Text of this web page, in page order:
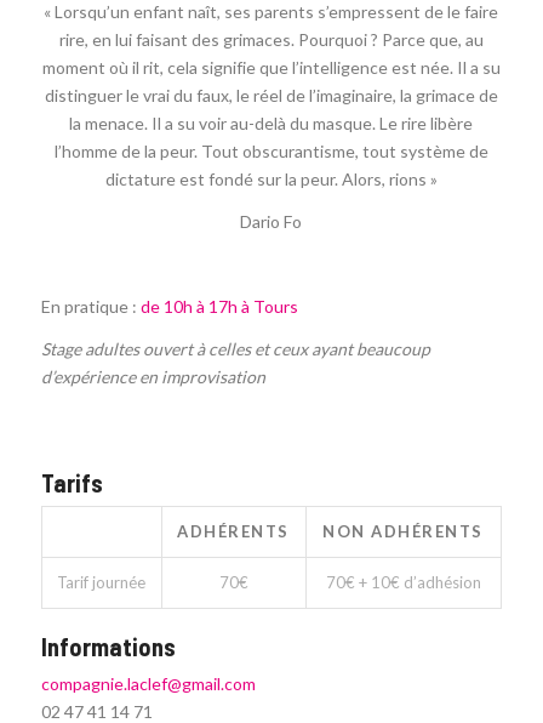
« Lorsqu’un enfant naît, ses parents s’empressent de le faire
rire, en lui faisant des grimaces. Pourquoi ? Parce que, au
moment où il rit, cela signifie que l’intelligence est née. Il a su
distinguer le vrai du faux, le réel de l’imaginaire, la grimace de
la menace. Il a su voir au-delà du masque. Le rire libère
l’homme de la peur. Tout obscurantisme, tout système de
dictature est fondé sur la peur. Alors, rions »
Dario Fo
En pratique : de 10h à 17h à Tours
Stage adultes ouvert à celles et ceux ayant beaucoup
d’expérience en improvisation
Tarifs
ADHÉRENTS NON ADHÉRENTS
Tarif journée 70€ 70€ + 10€ d’adhésion
Informations
compagnie.laclef@gmail.com
02 47 41 14 71